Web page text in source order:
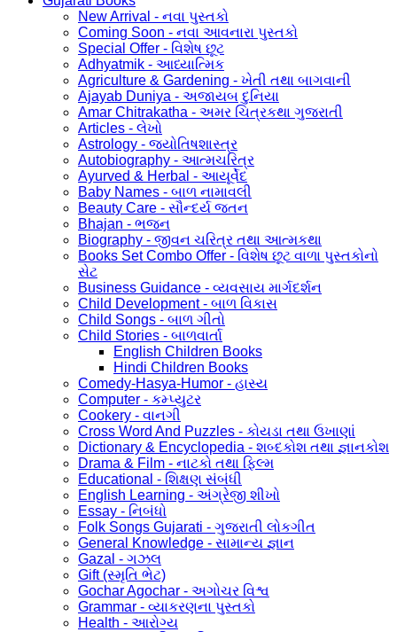
New Arrival - નવા પુસ્તકો
Coming Soon - નવા આવનારા પુસ્તકો
Special Offer - વિશેષ છૂટ
Adhyatmik - આધ્યાત્મિક
Agriculture & Gardening - ખેતી તથા બાગવાની
Ajayab Duniya - અજાયબ દુનિયા
Amar Chitrakatha - અમર ચિત્રકથા ગુજરાતી
Articles - લેખો
Astrology - જ્યોતિષશાસ્ત્ર
Autobiography - આત્મચરિત્ર
Ayurved & Herbal - આયૂર્વેદ
Baby Names - બાળ નામાવલી
Beauty Care - સૌન્દર્ય જતન
Bhajan - ભજન
Biography - જીવન ચરિત્ર તથા આત્મકથા
Books Set Combo Offer - વિશેષ છૂટ વાળા પુસ્તકોનો
સેટ
Business Guidance - વ્યવસાય માર્ગદર્શન
Child Development - બાળ વિકાસ
Child Songs - બાળ ગીતો
Child Stories - બાળવાર્તા
English Children Books
Hindi Children Books
Comedy-Hasya-Humor - હાસ્ય
Computer - કમ્પ્યુટર
Cookery - વાનગી
Cross Word And Puzzles - કોયડા તથા ઉખાણાં
Dictionary & Encyclopedia - શબ્દકોશ તથા જ્ઞાનકોશ
Drama & Film - નાટકો તથા ફિલ્મ
Educational - શિક્ષણ સંબંધી
English Learning - અંગ્રેજી શીખો
Essay - નિબંધો
Folk Songs Gujarati - ગુજરાતી લોકગીત
General Knowledge - સામાન્ય જ્ઞાન
Gazal - ગઝલ
Gift (સ્મૃતિ ભેટ)
Gochar Agochar - અગોચર વિશ્વ
Grammar - વ્યાકરણના પુસ્તકો
Health - આરોગ્ય